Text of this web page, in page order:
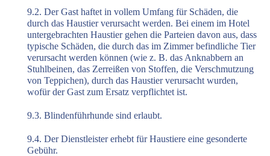
9.2. Der Gast haftet in vollem Umfang für Schäden, die
durch das Haustier verursacht werden. Bei einem im Hotel
untergebrachten Haustier gehen die Parteien davon aus, dass
typische Schäden, die durch das im Zimmer befindliche Tier
verursacht werden können (wie z. B. das Anknabbern an
Stuhlbeinen, das Zerreißen von Stoffen, die Verschmutzung
von Teppichen), durch das Haustier verursacht wurden,
wofür der Gast zum Ersatz verpflichtet ist.
9.3. Blindenführhunde sind erlaubt.
9.4. Der Dienstleister erhebt für Haustiere eine gesonderte
Gebühr.